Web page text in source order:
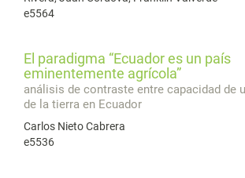
e5564
El paradigma “Ecuador es un país
eminentemente agrícola”
análisis de contraste entre capacidad de
de la tierra en Ecuador
Carlos Nieto Cabrera
e5536